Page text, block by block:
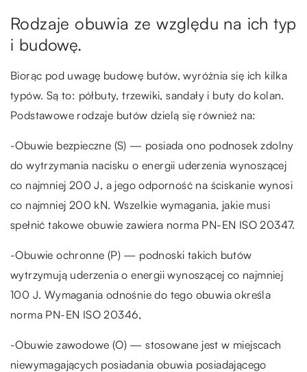
Rodzaje obuwia ze względu na ich typ
i budowę.
Biorąc pod uwagę budowę butów, wyróżnia się ich kilka
typów. Są to: półbuty, trzewiki, sandały i buty do kolan.
Podstawowe rodzaje butów dzielą się również na:
-Obuwie bezpieczne (S) — posiada ono podnosek zdolny
do wytrzymania nacisku o energii uderzenia wynoszącej
co najmniej 200 J, a jego odporność na ściskanie wynosi
co najmniej 200 kN. Wszelkie wymagania, jakie musi
spełnić takowe obuwie zawiera norma PN-EN ISO 20347.
-Obuwie ochronne (P) — podnoski takich butów
wytrzymują uderzenia o energii wynoszącej co najmniej
100 J. Wymagania odnośnie do tego obuwia określa
norma PN-EN ISO 20346,
-Obuwie zawodowe (O) — stosowane jest w miejscach
niewymagających posiadania obuwia posiadającego